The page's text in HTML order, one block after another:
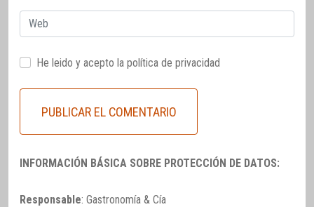
Web
He leido y acepto la política de privacidad
INFORMACIÓN BÁSICA SOBRE PROTECCIÓN DE DATOS:
Responsable: Gastronomía & Cía